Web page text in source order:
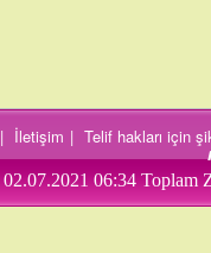
| İletişim | Telif hakları için
02.07.2021 06:34 Toplam